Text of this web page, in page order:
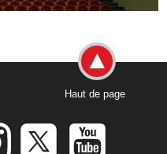
Haut de page